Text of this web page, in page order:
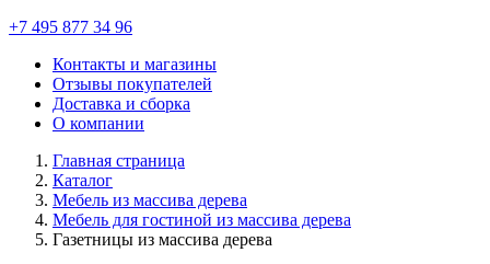
+7 495 877 34 96
Контакты и магазины
Отзывы покупателей
Доставка и сборка
О компании
Главная страница
Каталог
Мебель из массива дерева
Мебель для гостиной из массива дерева
Газетницы из массива дерева